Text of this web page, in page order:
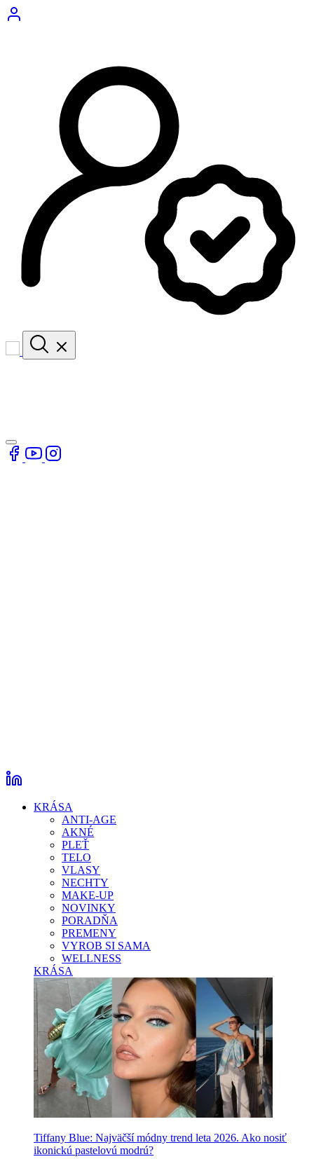
KRÁSA
ANTI-AGE
AKNÉ
PLEŤ
TELO
VLASY
NECHTY
MAKE-UP
NOVINKY
PORADŇA
PREMENY
VYROB SI SAMA
WELLNESS
KRÁSA
Tiffany Blue: Najväčší módny trend leta 2026. Ako nosiť
ikonickú pastelovú modrú?